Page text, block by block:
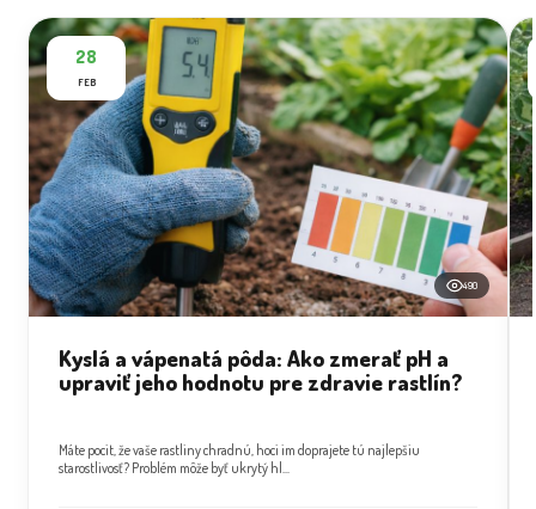
28
FEB
490
Kyslá a vápenatá pôda: Ako zmerať pH a
upraviť jeho hodnotu pre zdravie rastlín?
Máte pocit, že vaše rastliny chradnú, hoci im doprajete tú najlepšiu
starostlivosť? Problém môže byť ukrytý hl...